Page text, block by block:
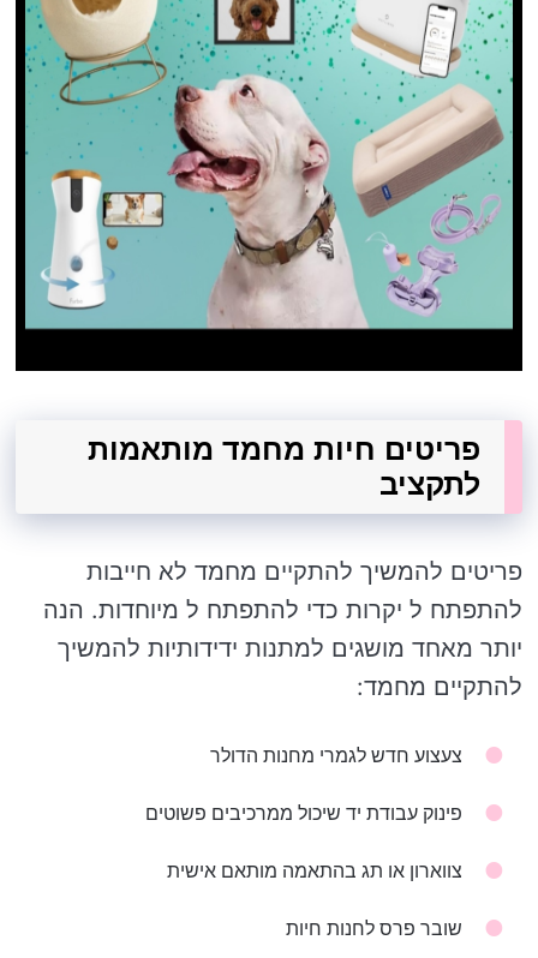
פריטים חיות מחמד מותאמות
לתקציב
פריטים להמשיך להתקיים מחמד לא חייבות
להתפתח ל יקרות כדי להתפתח ל מיוחדות. הנה
יותר מאחד מושגים למתנות ידידותיות להמשיך
להתקיים מחמד:
צעצוע חדש לגמרי מחנות הדולר
פינוק עבודת יד שיכול ממרכיבים פשוטים
צווארון או תג בהתאמה מותאם אישית
שובר פרס לחנות חיות